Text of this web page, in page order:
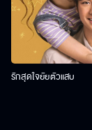
รักสุดใจยัยตัวแสบ